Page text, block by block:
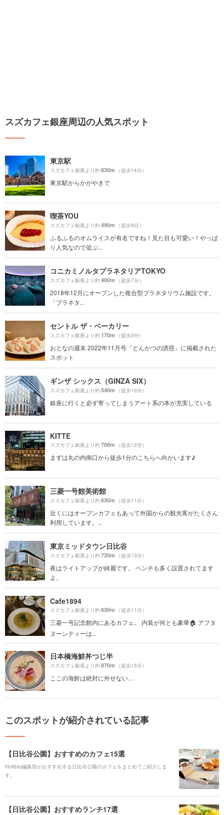
スズカフェ銀座周辺の人気スポット
東京駅
スズカフェ銀座より約830m （徒歩14分）
東京駅からかがやきで
喫茶YOU
スズカフェ銀座より約490m （徒歩9分）
ふるふるのオムライスが有名ですね！見た目も可愛い！やっぱ
り人気なので並ぶ...
コニカミノルタプラネタリアTOKYO
スズカフェ銀座より約400m （徒歩7分）
2018年12月にオープンした複合型プラネタリウム施設です。
「プラネタ...
セントル ザ・ベーカリー
スズカフェ銀座より約170m （徒歩3分）
おとなの週末 2022年11月号「とんかつの誘惑」に掲載された
スポット
ギンザ シックス（GINZA SIX）
スズカフェ銀座より約540m （徒歩10分）
銀座に行くと必ず寄ってしまうアート系の本が充実している
KITTE
スズカフェ銀座より約700m （徒歩12分）
まずは丸の内南口から徒歩1分のこちらへ向かいます♪
三菱一号館美術館
スズカフェ銀座より約630m （徒歩11分）
近くにはオープンカフェもあって外国からの観光客がたくさん
利用しています。...
東京ミッドタウン日比谷
スズカフェ銀座より約720m （徒歩13分）
夜はライトアップが綺麗です。 ベンチも多く設置されてます
よ。
Cafe1894
スズカフェ銀座より約630m （徒歩11分）
三菱一号記念館内にあるカフェ。 内装が何とも豪華🏠 アフタ
ヌーンティーは...
日本橋海鮮丼つじ半
スズカフェ銀座より約870m （徒歩15分）
ここの海鮮は絶対に外せない…
このスポットが紹介されている記事
【日比谷公園】おすすめのカフェ15選
Holiday編集部がおすすめする日比谷公園のカフェをまとめてご紹介しま
す。
【日比谷公園】おすすめランチ17選